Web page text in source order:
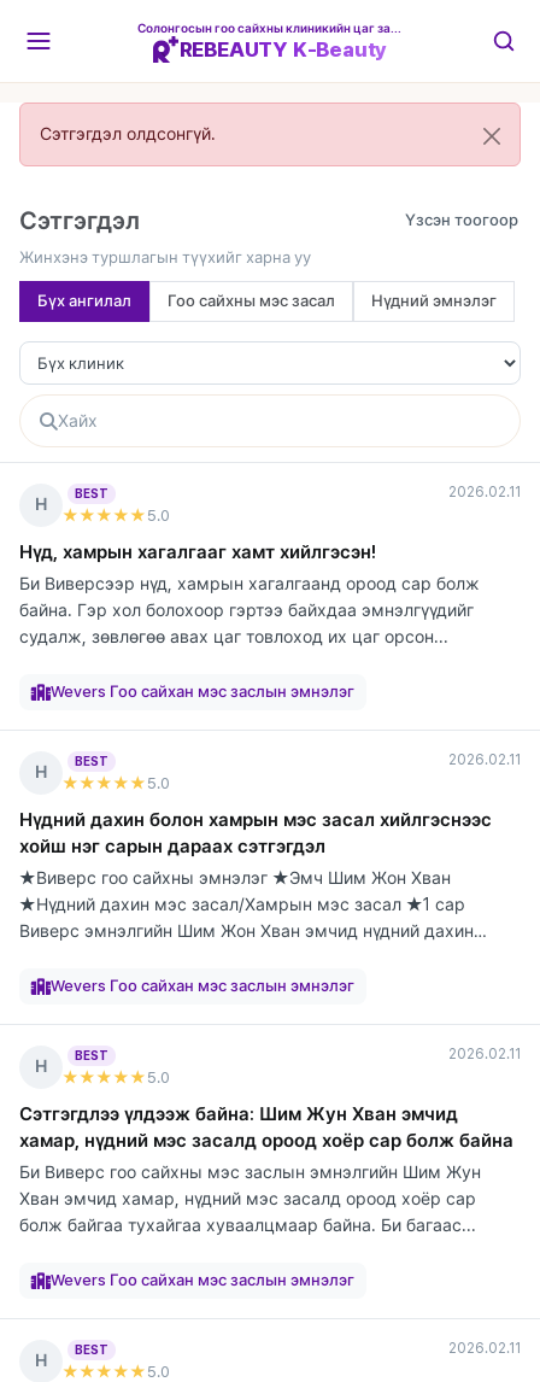
REBEAUTY K-Beauty
Сэтгэгдэл олдсонгүй.
Сэтгэгдэл
Жинхэнэ туршлагын түүхийг харна уу
Бүх ангилал Гоо сайхны мэс засал Нүдний эмнэлэг
Н
BEST
★★★★★ 5.0
2026.02.11
Нүд, хамрын хагалгааг хамт хийлгэсэн!
Би Виверсээр нүд, хамрын хагалгаанд ороод сар болж
байна. Гэр хол болохоор гэртээ байхдаа эмнэлгүүдийг
судалж, зөвлөгөө авах цаг товлоход их цаг орсон...
Wevers Гоо сайхан мэс заслын эмнэлэг
Н
BEST
★★★★★ 5.0
2026.02.11
Нүдний дахин болон хамрын мэс засал хийлгэснээс
хойш нэг сарын дараах сэтгэгдэл
★Виверс гоо сайхны эмнэлэг ★Эмч Шим Жон Хван
★Нүдний дахин мэс засал/Хамрын мэс засал ★1 сар
Виверс эмнэлгийн Шим Жон Хван эмчид нүдний дахин
Wevers Гоо сайхан мэс заслын эмнэлэг
Н
BEST
★★★★★ 5.0
2026.02.11
Сэтгэгдлээ үлдээж байна: Шим Жун Хван эмчид
хамар, нүдний мэс засалд ороод хоёр сар болж байна
Би Виверс гоо сайхны мэс заслын эмнэлгийн Шим Жун
Хван эмчид хамар, нүдний мэс засалд ороод хоёр сар
болж байгаа тухайгаа хуваалцмаар байна. Би багаас...
Wevers Гоо сайхан мэс заслын эмнэлэг
Н
BEST
★★★★★ 5.0
2026.02.11